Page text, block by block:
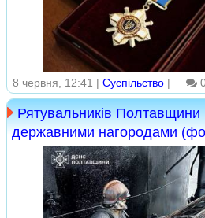
8 червня, 12:41 | Суспільство |
Рятувальників Полтавщини
державними нагородами